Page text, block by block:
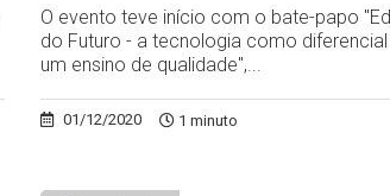
O evento teve início com o bate-papo
do Futuro - a tecnologia como
um ensino de qualidade",...
01/12/2020 1 minuto